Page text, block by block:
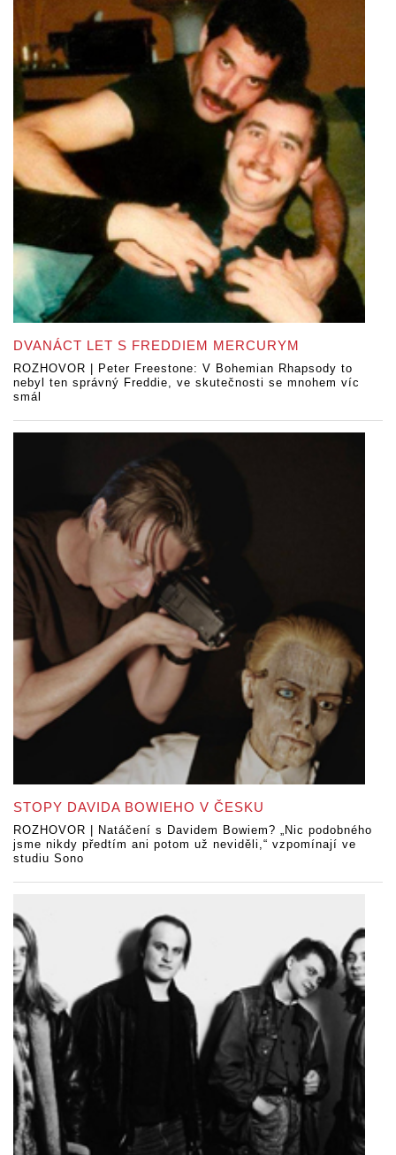
DVANÁCT LET S FREDDIEM MERCURYM
ROZHOVOR | Peter Freestone: V Bohemian Rhapsody to
nebyl ten správný Freddie, ve skutečnosti se mnohem víc
smál
STOPY DAVIDA BOWIEHO V ČESKU
ROZHOVOR | Natáčení s Davidem Bowiem? „Nic podobného
jsme nikdy předtím ani potom už neviděli,“ vzpomínají ve
studiu Sono